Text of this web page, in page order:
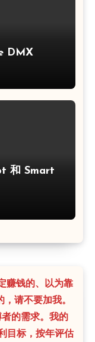
DMX
和 Smart
赚钱的、以为靠
请不要加我。
的需求。我的
目标，按年评估